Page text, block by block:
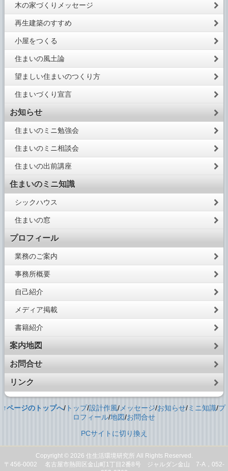
木の家づくりメッセージ
再生建築のすすめ
小屋をつくる
住まいの風土論
望ましい住まいのつくり方
住まいづくり宣言
お知らせ
住まいのミニ勉強会
住まいのミニ相談会
住まいの出前講座
住まいのミニ知識
シックハウス
住まいの窓
プロフィール
業務のご案内
事務所概要
自己紹介
メディア掲載
書籍紹介
案内地図
お問合せ
リンク
↑ページのトップへ/トップ/設計作風/メッセージ/お知らせ/ミニ知識/プ
ロフィール/地図/お問合せ
PCサイトに切り換え
Copyright © 2026 住生活環境研究所 All Rights Reserved.
〒456-0002 名古屋市熱田区金山町1丁目2番8号 ジャルダン金山 7-A，052-